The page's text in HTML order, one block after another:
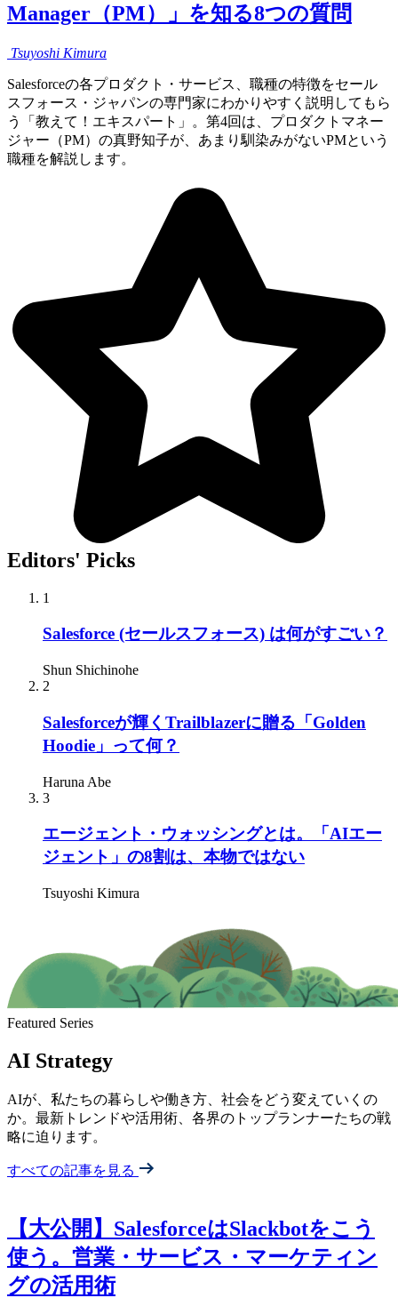
Manager（PM）」を知る8つの質問
Tsuyoshi Kimura
Salesforceの各プロダクト・サービス、職種の特徴をセール
スフォース・ジャパンの専門家にわかりやすく説明してもら
う「教えて！エキスパート」。第4回は、プロダクトマネー
ジャー（PM）の真野知子が、あまり馴染みがないPMという
職種を解説します。
Editors' Picks
1
Salesforce (セールスフォース) は何がすごい？
Shun Shichinohe
2
Salesforceが輝くTrailblazerに贈る「Golden
Hoodie」って何？
Haruna Abe
3
エージェント・ウォッシングとは。「AIエー
ジェント」の8割は、本物ではない
Tsuyoshi Kimura
Featured Series
AI Strategy
AIが、私たちの暮らしや働き方、社会をどう変えていくの
か。最新トレンドや活用術、各界のトップランナーたちの戦
略に迫ります。
すべての記事を見る
【大公開】SalesforceはSlackbotをこう
使う。営業・サービス・マーケティン
グの活用術